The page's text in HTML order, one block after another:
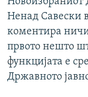
Ненад Савески
коментира
првото нешто
функцијата е
Државното